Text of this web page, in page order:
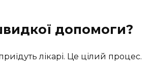
допомоги?
лікарі. Це цілий процес.